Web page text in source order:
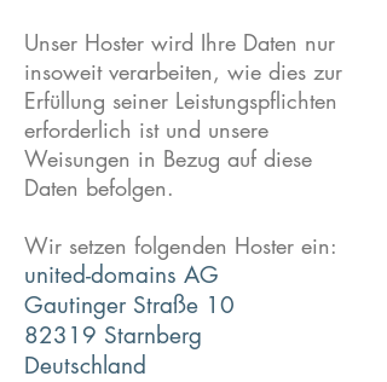
Unser Hoster wird Ihre Daten nur
insoweit verarbeiten, wie dies zur
Erfüllung seiner Leistungspflichten
erforderlich ist und unsere
Weisungen in Bezug auf diese
Daten befolgen.
Wir setzen folgenden Hoster ein:
united-domains AG
Gautinger Straße 10
82319 Starnberg
Deutschland